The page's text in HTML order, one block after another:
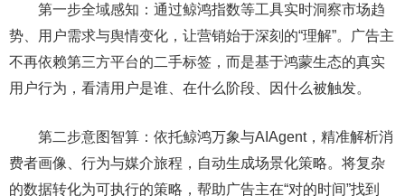
第一步全域感知：通过鲸鸿指数等工具实时洞察市场趋
势、用户需求与舆情变化，让营销始于深刻的“理解”。广告主
不再依赖第三方平台的二手标签，而是基于鸿蒙生态的真实
用户行为，看清用户是谁、在什么阶段、因什么被触发。
第二步意图智算：依托鲸鸿万象与AIAgent，精准解析消
费者画像、行为与媒介旅程，自动生成场景化策略。将复杂
的数据转化为可执行的策略，帮助广告主在“对的时间”找到